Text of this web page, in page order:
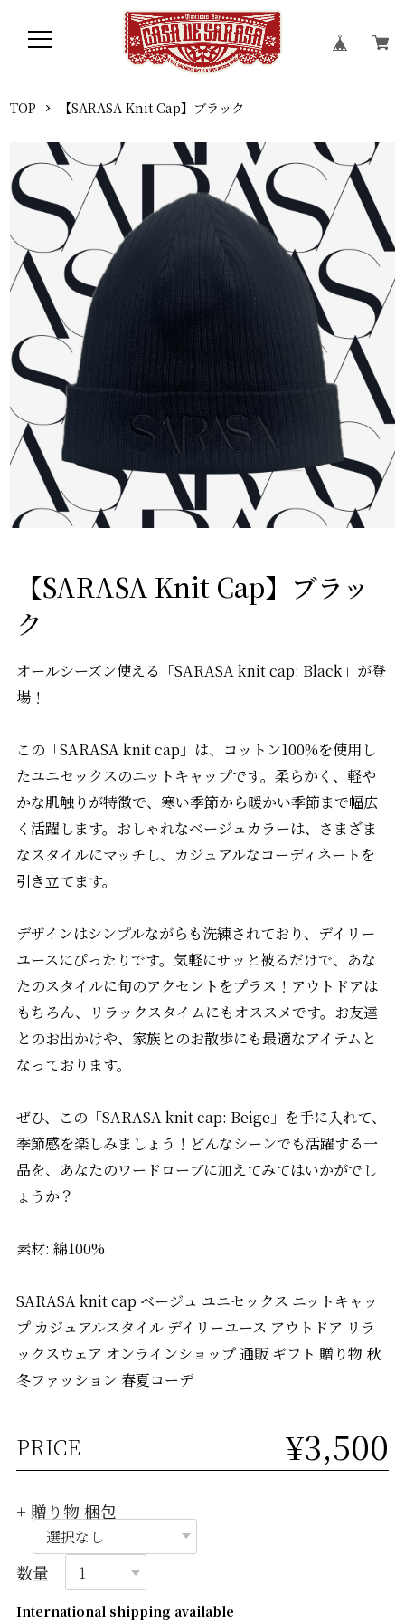
TOP 【SARASA Knit Cap】ブラック
【SARASA Knit Cap】ブラッ
ク
オールシーズン使える「SARASA knit cap: Black」が登
場！
この「SARASA knit cap」は、コットン100%を使用し
たユニセックスのニットキャップです。柔らかく、軽や
かな肌触りが特徴で、寒い季節から暖かい季節まで幅広
く活躍します。おしゃれなベージュカラーは、さまざま
なスタイルにマッチし、カジュアルなコーディネートを
引き立てます。
デザインはシンプルながらも洗練されており、デイリー
ユースにぴったりです。気軽にサッと被るだけで、あな
たのスタイルに旬のアクセントをプラス！アウトドアは
もちろん、リラックスタイムにもオススメです。お友達
とのお出かけや、家族とのお散歩にも最適なアイテムと
なっております。
ぜひ、この「SARASA knit cap: Beige」を手に入れて、
季節感を楽しみましょう！どんなシーンでも活躍する一
品を、あなたのワードローブに加えてみてはいかがでし
ょうか？
素材: 綿100%
SARASA knit cap ベージュ ユニセックス ニットキャッ
プ カジュアルスタイル デイリーユース アウトドア リラ
ックスウェア オンラインショップ 通販 ギフト 贈り物 秋
冬ファッション 春夏コーデ
PRICE ¥3,500
+ 贈り物 梱包
数量
International shipping available